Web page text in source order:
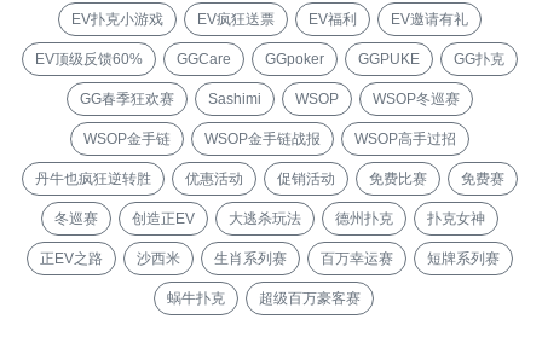
EV扑克小游戏 EV疯狂送票 EV福利 EV邀请有礼
EV顶级反馈60% GGCare GGpoker GGPUKE GG扑克
GG春季狂欢赛 Sashimi WSOP WSOP冬巡赛
WSOP金手链 WSOP金手链战报 WSOP高手过招
丹牛也疯狂逆转胜 优惠活动 促销活动 免费比赛 免费赛
冬巡赛 创造正EV 大逃杀玩法 德州扑克 扑克女神
正EV之路 沙西米 生肖系列赛 百万幸运赛 短牌系列赛
蜗牛扑克 超级百万豪客赛